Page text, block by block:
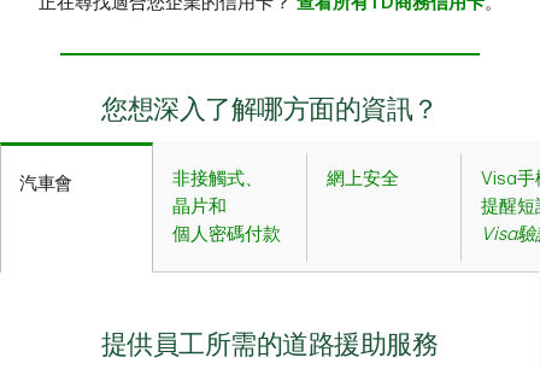
您想深入了解哪方面的資訊？
汽車會
非接觸式、
晶片和
個人密碼付款
網上安全
Visa手
提醒短
Visa驗
提供員工所需的道路援助服務